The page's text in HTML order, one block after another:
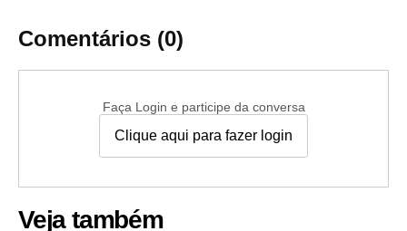
Comentários (0)
Faça Login e participe da conversa
Clique aqui para fazer login
Veja também